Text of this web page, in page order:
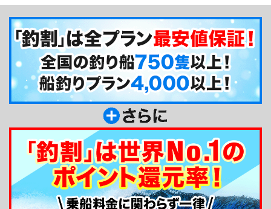
す。もちろん釣りに慣れない方には釣り方のレクチ
ャーなど、長年の経験を活かした的確なアドバイス
を積極的に行ってくれます。受付けや電話対応は主
に船長の奥様で、慣れない方にも親切にご案内して
くれますので安心してご予約ください。
釣り船からのメッセージ
松輪の伝五郎丸です。2隻体制で乗合と仕立の両
方を受付けています。ご家族連れ、会社の釣りクラ
ブ、女性や初心者の方も大歓迎です。初めての方も
安心しておいで下さい。宜しくお願いします！